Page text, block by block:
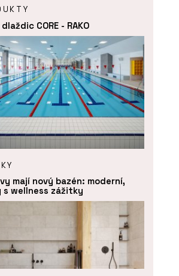
CORE - RAKO
mají nový bazén: moderní,
s wellness zážitky